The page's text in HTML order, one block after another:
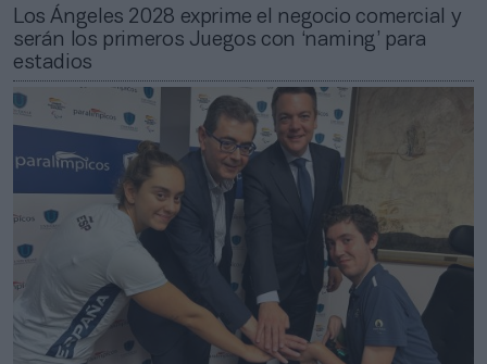
Los Ángeles 2028 exprime el negocio comercial y
serán los primeros Juegos con ‘naming’ para
estadios